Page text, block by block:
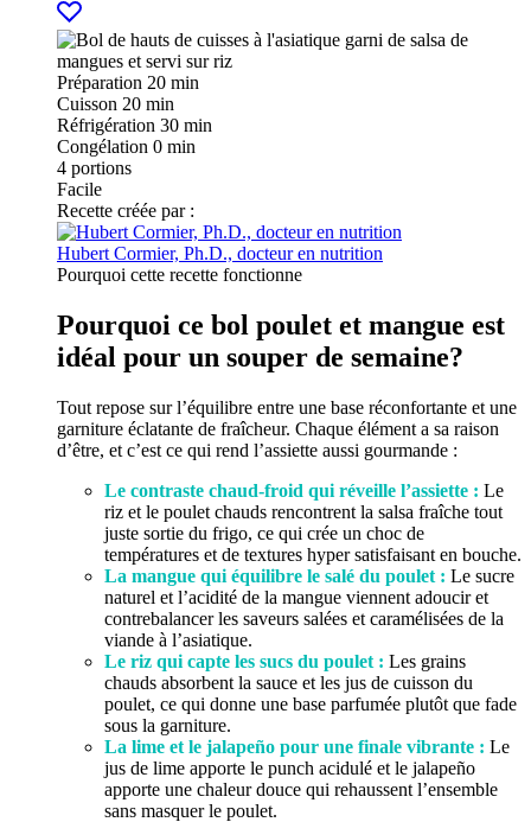
Préparation 20 min
Cuisson 20 min
Réfrigération 30 min
Congélation 0 min
4 portions
Facile
Recette créée par :
Hubert Cormier, Ph.D., docteur en nutrition
Pourquoi cette recette fonctionne
Pourquoi ce bol poulet et mangue est
idéal pour un souper de semaine?
Tout repose sur l’équilibre entre une base réconfortante et une
garniture éclatante de fraîcheur. Chaque élément a sa raison
d’être, et c’est ce qui rend l’assiette aussi gourmande :
Le contraste chaud-froid qui réveille l’assiette : Le
riz et le poulet chauds rencontrent la salsa fraîche tout
juste sortie du frigo, ce qui crée un choc de
températures et de textures hyper satisfaisant en bouche.
La mangue qui équilibre le salé du poulet : Le sucre
naturel et l’acidité de la mangue viennent adoucir et
contrebalancer les saveurs salées et caramélisées de la
viande à l’asiatique.
Le riz qui capte les sucs du poulet : Les grains
chauds absorbent la sauce et les jus de cuisson du
poulet, ce qui donne une base parfumée plutôt que fade
sous la garniture.
La lime et le jalapeño pour une finale vibrante : Le
jus de lime apporte le punch acidulé et le jalapeño
apporte une chaleur douce qui rehaussent l’ensemble
sans masquer le poulet.